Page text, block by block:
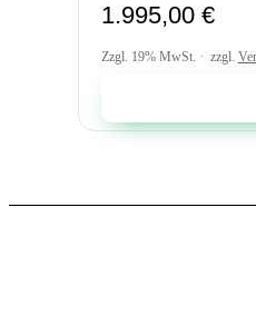
1.995,00 €
Zzgl. 19% MwSt. zzgl.